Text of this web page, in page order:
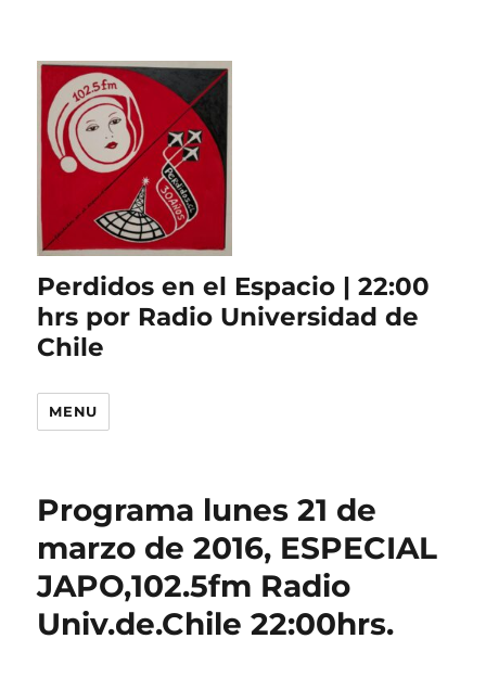
Perdidos en el Espacio | 22:00
hrs por Radio Universidad de
Chile
MENU
Programa lunes 21 de
marzo de 2016, ESPECIAL
JAPO,102.5fm Radio
Univ.de.Chile 22:00hrs.